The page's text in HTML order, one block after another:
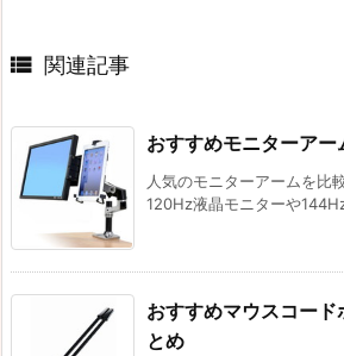
 関連記事
おすすめモニターアー
人気のモニターアームを比
120Hz液晶モニターや
おすすめマウスコード
とめ